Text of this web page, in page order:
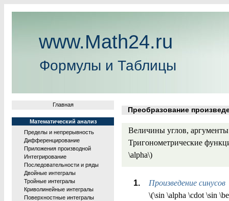
www.Math24.ru
Формулы и Таблицы
Главная
Математический анализ
Пределы и непрерывность
Дифференцирование
Приложения производной
Интегрирование
Последовательности и ряды
Двойные интегралы
Тройные интегралы
Криволинейные интегралы
Поверхностные интегралы
Преобразование
Величины углов,
Тригонометрические
\alpha\)
Произведение синусов
\(\sin \alpha \cdot \sin